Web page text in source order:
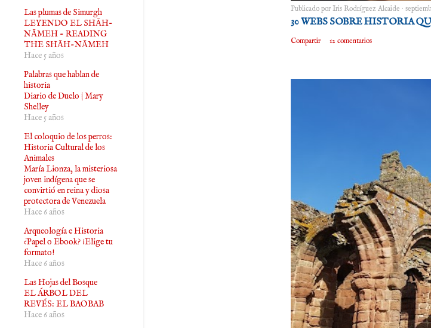
Publicado por Iris Rodríguez Alcaide
30 WEBS SOBRE HISTORIA
Compartir 12 comentarios
Las plumas de Simurgh
LEYENDO EL SHĀH-
NĀMEH - READING
THE SHĀH-NĀMEH
Hace 5 años
Palabras que hablan de
historia
Diario de Duelo | Mary
Shelley
Hace 5 años
El coloquio de los perros:
Historia Cultural de los
Animales
María Lionza, la misteriosa
joven indígena que se
convirtió en reina y diosa
protectora de Venezuela
Hace 6 años
Arqueología e Historia
¿Papel o Ebook? ¡Elige tu
formato!
Hace 6 años
Las Hojas del Bosque
EL ÁRBOL DEL
REVÉS: EL BAOBAB
Hace 6 años